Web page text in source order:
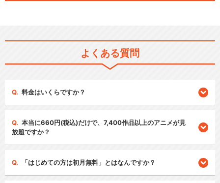
よくある質問
料金はいくらですか？
本当に660円(税込)だけで、7,400作品以上のアニメが見
放題ですか？
「はじめての方は初月無料」とはなんですか？